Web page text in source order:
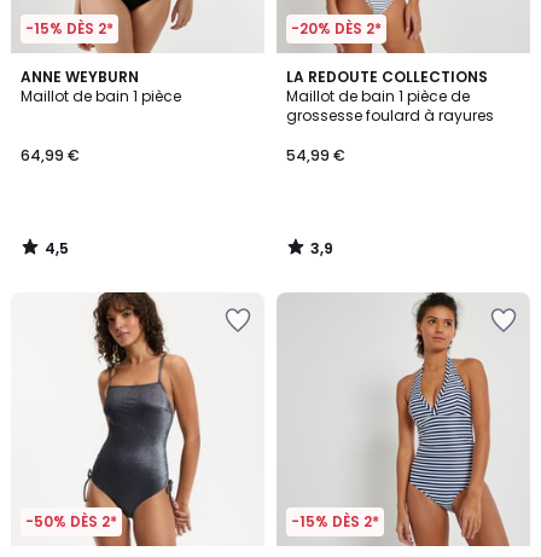
-15% DÈS 2*
ANNE WEYBURN
Maillot de bain 1 pièce
64,99 €
4,5
/ 5
4,5
/
-20% DÈS 2*
LA REDOUTE COLLECTIONS
Maillot de bain 1 pièce de
grossesse foulard à rayures
54,99 €
3,9
/ 5
3,9
/
-50% DÈS 2* -15% DÈS 2*